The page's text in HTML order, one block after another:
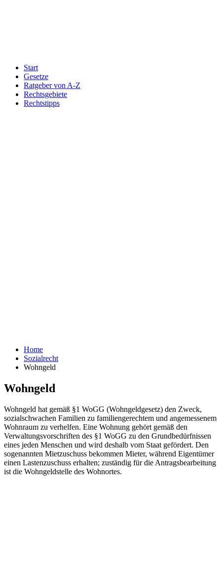
Start
Gesetze
Ratgeber von A-Z
Rechtsgebiete
Rechtstipps
Home
Sozialrecht
Wohngeld
Wohngeld
Wohngeld hat gemäß §1 WoGG (Wohngeldgesetz) den Zweck,
sozialschwachen Familien zu familiengerechtem und angemessenem
Wohnraum zu verhelfen. Eine Wohnung gehört gemäß den
Verwaltungsvorschriften des §1 WoGG zu den Grundbedürfnissen
eines jeden Menschen und wird deshalb vom Staat gefördert. Den
sogenannten Mietzuschuss bekommen Mieter, während Eigentümer
einen Lastenzuschuss erhalten; zuständig für die Antragsbearbeitung
ist die Wohngeldstelle des Wohnortes.